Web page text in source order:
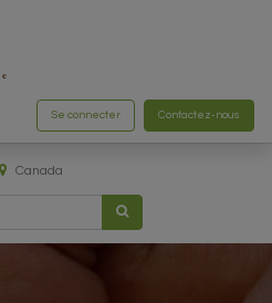
Se connecter Contactez-nous
Canada